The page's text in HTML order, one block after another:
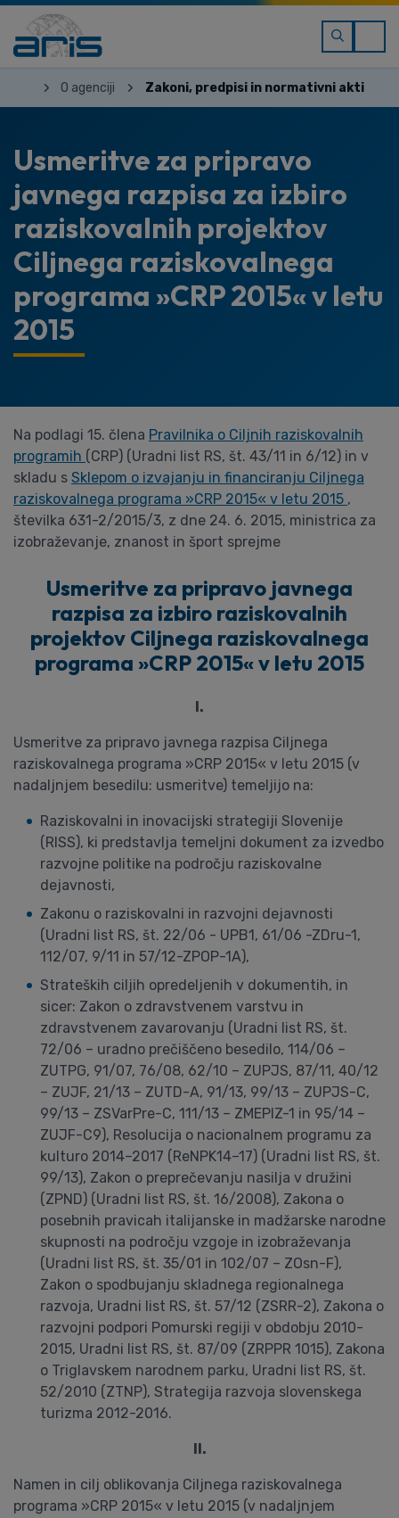
O agenciji Zakoni, predpisi in normativni akti
Usmeritve za pripravo
javnega razpisa za izbiro
raziskovalnih projektov
Ciljnega raziskovalnega
programa »CRP 2015« v letu
2015
Na podlagi 15. člena Pravilnika o Ciljnih raziskovalnih
programih (CRP) (Uradni list RS, št. 43/11 in 6/12) in v
skladu s Sklepom o izvajanju in financiranju Ciljnega
raziskovalnega programa »CRP 2015« v letu 2015 ,
številka 631-2/2015/3, z dne 24. 6. 2015, ministrica za
izobraževanje, znanost in šport sprejme
Usmeritve za pripravo javnega
razpisa za izbiro raziskovalnih
projektov Ciljnega raziskovalnega
programa »CRP 2015« v letu 2015
I.
Usmeritve za pripravo javnega razpisa Ciljnega
raziskovalnega programa »CRP 2015« v letu 2015 (v
nadaljnjem besedilu: usmeritve) temeljijo na:
Raziskovalni in inovacijski strategiji Slovenije
(RISS), ki predstavlja temeljni dokument za izvedbo
razvojne politike na področju raziskovalne
dejavnosti,
Zakonu o raziskovalni in razvojni dejavnosti
(Uradni list RS, št. 22/06 - UPB1, 61/06 -ZDru-1,
112/07, 9/11 in 57/12-ZPOP-1A),
Strateških ciljih opredeljenih v dokumentih, in
sicer: Zakon o zdravstvenem varstvu in
zdravstvenem zavarovanju (Uradni list RS, št.
72/06 – uradno prečiščeno besedilo, 114/06 –
ZUTPG, 91/07, 76/08, 62/10 – ZUPJS, 87/11, 40/12
– ZUJF, 21/13 – ZUTD-A, 91/13, 99/13 – ZUPJS-C,
99/13 – ZSVarPre-C, 111/13 – ZMEPIZ-1 in 95/14 –
ZUJF-C9), Resolucija o nacionalnem programu za
kulturo 2014–2017 (ReNPK14–17) (Uradni list RS, št.
99/13), Zakon o preprečevanju nasilja v družini
(ZPND) (Uradni list RS, št. 16/2008), Zakona o
posebnih pravicah italijanske in madžarske narodne
skupnosti na področju vzgoje in izobraževanja
(Uradni list RS, št. 35/01 in 102/07 – ZOsn-F),
Zakon o spodbujanju skladnega regionalnega
razvoja, Uradni list RS, št. 57/12 (ZSRR-2), Zakona o
razvojni podpori Pomurski regiji v obdobju 2010-
2015, Uradni list RS, št. 87/09 (ZRPPR 1015), Zakona
o Triglavskem narodnem parku, Uradni list RS, št.
52/2010 (ZTNP), Strategija razvoja slovenskega
turizma 2012-2016.
II.
Namen in cilj oblikovanja Ciljnega raziskovalnega
programa »CRP 2015« v letu 2015 (v nadaljnjem